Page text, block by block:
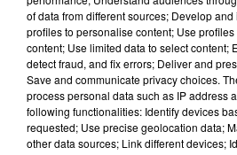
of data from different sources; Develop
profiles to personalise content; Use
content; Use limited data to select content;
detect fraud, and fix errors; Deliver and
Save and communicate privacy choices.
process personal data such as IP address
following functionalities: Identify devices
requested; Use precise geolocation data;
other data sources; Link different devices;